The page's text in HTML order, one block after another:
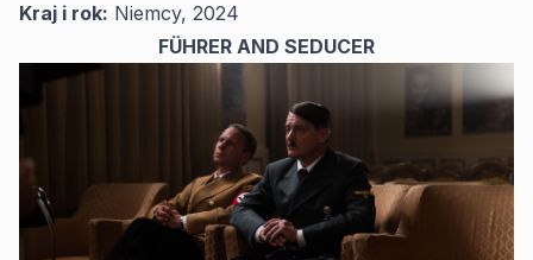
Kraj i rok: Niemcy, 2024
FÜHRER AND SEDUCER